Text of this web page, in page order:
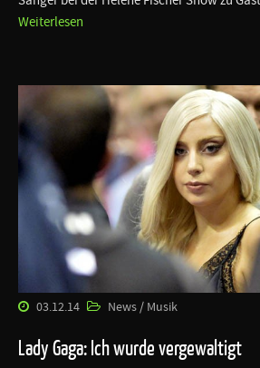
Weiterlesen
03.12.14 News / Musik
Lady Gaga: Ich wurde vergewaltigt